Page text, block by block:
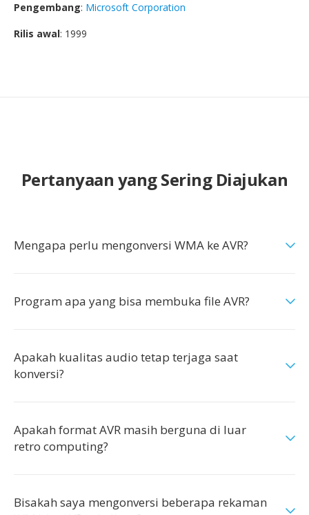
Pengembang: Microsoft Corporation
Rilis awal: 1999
Pertanyaan yang Sering Diajukan
Mengapa perlu mengonversi WMA ke AVR?
Program apa yang bisa membuka file AVR?
Apakah kualitas audio tetap terjaga saat
konversi?
Apakah format AVR masih berguna di luar
retro computing?
Bisakah saya mengonversi beberapa rekaman